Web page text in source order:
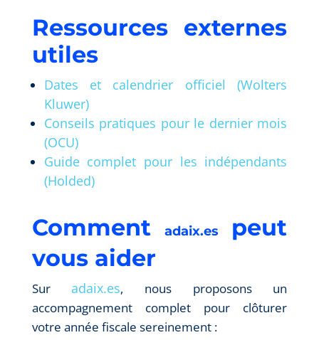
Ressources externes
utiles
Dates et calendrier officiel (Wolters
Kluwer)
Conseils pratiques pour le dernier mois
(OCU)
Guide complet pour les indépendants
(Holded)
Comment adaix.es
peut
vous aider
Suradaix.es, nous proposons un
accompagnement complet pour clôturer
votre année fiscale sereinement :